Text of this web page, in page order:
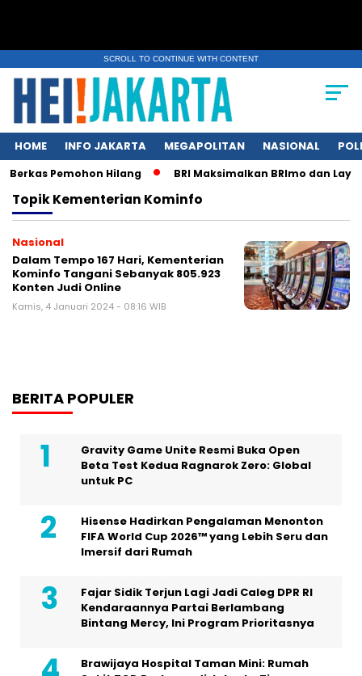
SCROLL TO CONTINUE WITH CONTENT
HOME INFO JAKARTA MEGAPOLITAN NASIONAL
Pemohon Hilang BRI Maksimalkan BRImo dan
TopikKementerian Kominfo
Nasional
Dalam Tempo 167 Hari, Kementerian
Kominfo Tangani Sebanyak 805.923
Konten Judi Online
Kamis, 4 Januari 2024 - 08:16 WIB
BERITA POPULER
Gravity Game Unite Resmi Buka Open
Beta Test Kedua Ragnarok Zero: Global
untuk PC
Hisense Hadirkan Pengalaman Menonton
FIFA World Cup 2026™ yang Lebih Seru dan
Imersif dari Rumah
Fajar Sidik Terjun Lagi Jadi Caleg DPR RI
Kendaraannya Partai Berlambang
Bintang Mercy, Ini Program Prioritasnya
Brawijaya Hospital Taman Mini: Rumah